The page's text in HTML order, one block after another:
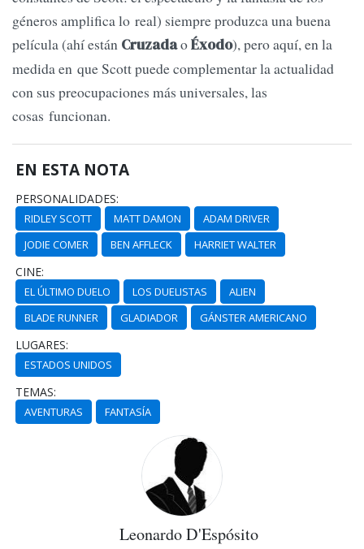
géneros amplifica lo real) siempre produzca una buena
película (ahí están CruzadaoÉxodo), pero aquí, en la
medida en que Scott puede complementar la actualidad
con sus preocupaciones más universales, las
cosas funcionan.
EN ESTA NOTA
PERSONALIDADES:
RIDLEY SCOTT MATT DAMON
ADAM DRIVER
JODIE COMER
BEN AFFLECK HARRIET WALTER
CINE:
EL ÚLTIMO DUELO LOS DUELISTAS
ALIEN
BLADE RUNNER
GLADIADOR GÁNSTER AMERICANO
LUGARES:
ESTADOS UNIDOS
TEMAS:
AVENTURAS FANTASÍA
Leonardo D'Espósito